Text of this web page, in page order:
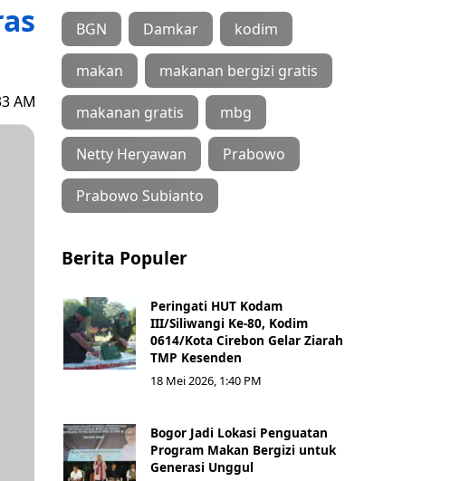
AM
BGN Damkar kodim
makan makanan bergizi gratis
makanan gratis mbg
Netty Heryawan Prabowo
Prabowo Subianto
Berita Populer
Peringati HUT Kodam
III/Siliwangi Ke-80, Kodim
0614/Kota Cirebon Gelar Ziarah
TMP Kesenden
18 Mei 2026, 1:40 PM
Bogor Jadi Lokasi Penguatan
Program Makan Bergizi untuk
Generasi Unggul